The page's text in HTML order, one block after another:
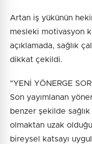
Artan iş yükünün
mesleki motivasyon
açıklamada, sağlık
dikkat çekildi.
"YENİ YÖNERGE
Son yayımlanan
benzer şekilde
olmaktan uzak
bireysel katsayı